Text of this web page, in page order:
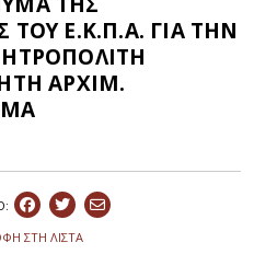
Ε.Κ.Π.Α. ΓΙΑ ΤΗΝ
ΑΡΧΙΜ.
ΣΤΗ ΛΙΣΤΑ